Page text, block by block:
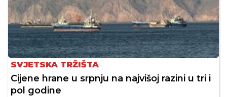
SVJETSKA TRŽIŠTA
Cijene hrane u srpnju na najvišoj razini u tri i
pol godine